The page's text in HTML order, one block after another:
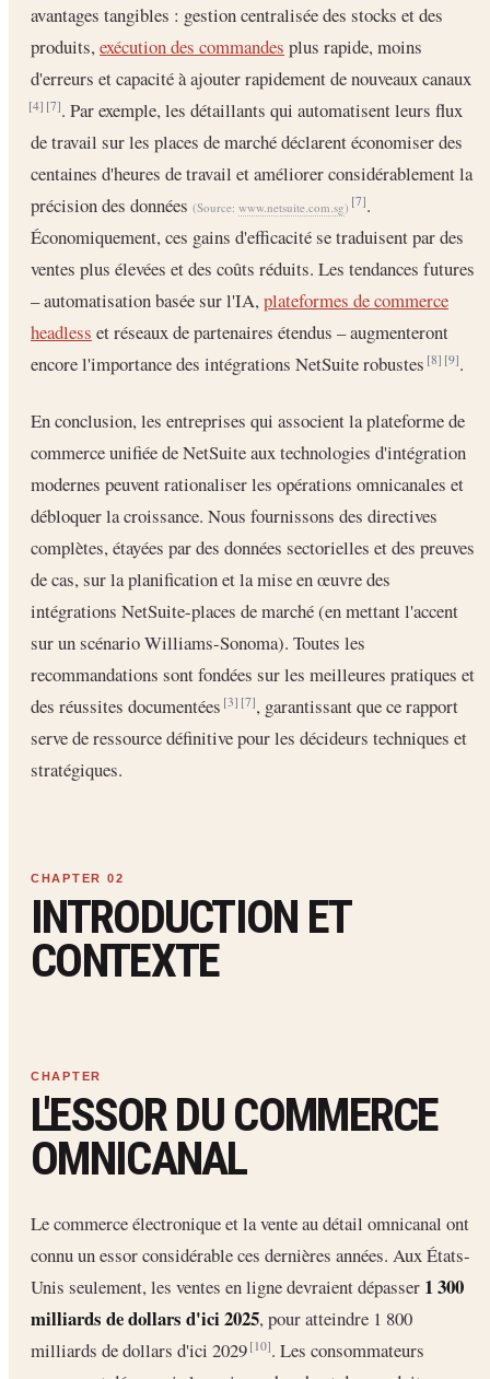
avantages tangibles : gestion centralisée des stocks et des
produits,exécution des commandes plus rapide, moins
d'erreurs et capacité à ajouter rapidement de nouveaux canaux
[4] [7]. Par exemple, les détaillants qui automatisent leurs flux
de travail sur les places de marché déclarent économiser des
centaines d'heures de travail et améliorer considérablement la
précision des données (Source: www.netsuite.com.sg) [7].
Économiquement, ces gains d'efficacité se traduisent par des
ventes plus élevées et des coûts réduits. Les tendances futures
– automatisation basée sur l'IA,plateformes de commerce
headless et réseaux de partenaires étendus – augmenteront
encore l'importance des intégrations NetSuite robustes[8] [9].
En conclusion, les entreprises qui associent la plateforme de
commerce unifiée de NetSuite aux technologies d'intégration
modernes peuvent rationaliser les opérations omnicanales et
débloquer la croissance. Nous fournissons des directives
complètes, étayées par des données sectorielles et des preuves
de cas, sur la planification et la mise en œuvre des
intégrations NetSuite-places de marché (en mettant l'accent
sur un scénario Williams-Sonoma). Toutes les
recommandations sont fondées sur les meilleures pratiques et
des réussites documentées[3] [7], garantissant que ce rapport
serve de ressource définitive pour les décideurs techniques et
stratégiques.
INTRODUCTION ET
CONTEXTE
L'ESSOR DU COMMERCE
OMNICANAL
Le commerce électronique et la vente au détail omnicanal ont
connu un essor considérable ces dernières années. Aux États-
Unis seulement, les ventes en ligne devraient dépasser 1 300
milliards de dollars d'ici 2025, pour atteindre 1 800
milliards de dollars d'ici 2029[10]. Les consommateurs